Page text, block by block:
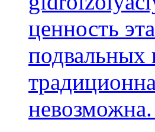
ценность
подвальных